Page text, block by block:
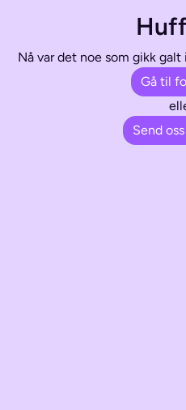
Nå var det noe som gikk
Gå til
Send